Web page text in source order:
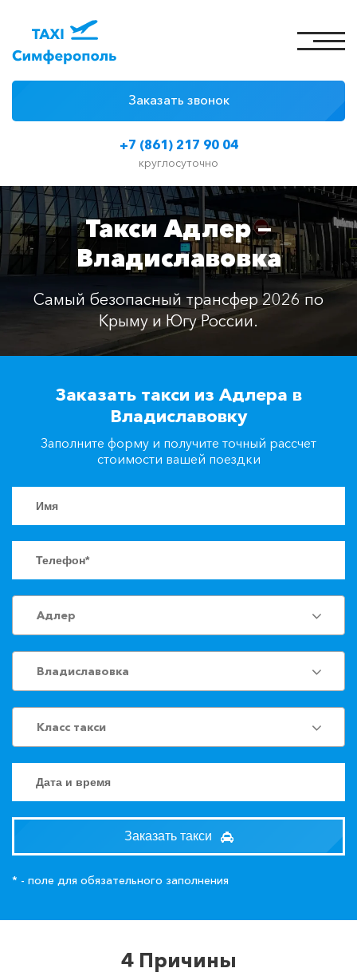
+7 (861) 217 90 04
круглосуточно
Заказать звонок
Цены на такси
Классы автомобилей
Отзывы
Контакты
Заказать такси
Такси Адлер —
Владиславовка
Самый безопасный трансфер 2026 по
Крыму и Югу России.
Заказать такси из Адлера в
Владиславовку
Заполните форму и получите точный рассчет
стоимости вашей поездки
Адлер
Владиславовка
Класс такси
Заказать такси
* - поле для обязательного заполнения
4 Причины